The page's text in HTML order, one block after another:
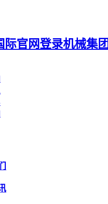
际官网登录机械集团